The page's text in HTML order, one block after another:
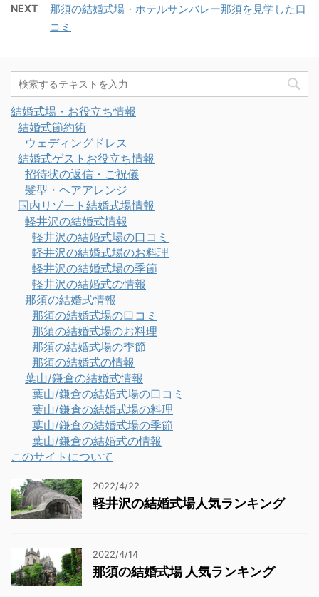
NEXT
那須の結婚式場・ホテルサンバレー那須を見学した口
コミ
結婚式場・お役立ち情報
結婚式節約術
ウェディングドレス
結婚式ゲストお役立ち情報
招待状の返信・ご祝儀
髪型・ヘアアレンジ
国内リゾート結婚式場情報
軽井沢の結婚式情報
軽井沢の結婚式場の口コミ
軽井沢の結婚式場のお料理
軽井沢の結婚式場の季節
軽井沢の結婚式の情報
那須の結婚式情報
那須の結婚式場の口コミ
那須の結婚式場のお料理
那須の結婚式場の季節
那須の結婚式の情報
葉山/鎌倉の結婚式情報
葉山/鎌倉の結婚式場の口コミ
葉山/鎌倉の結婚式場の料理
葉山/鎌倉の結婚式場の季節
葉山/鎌倉の結婚式の情報
このサイトについて
2022/4/22
軽井沢の結婚式場人気ランキング
2022/4/14
那須の結婚式場 人気ランキング